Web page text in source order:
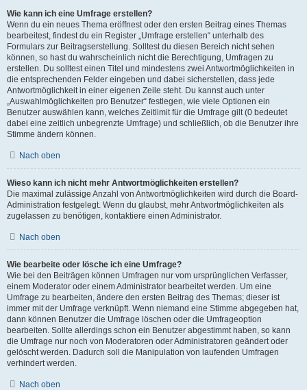
Wie kann ich eine Umfrage erstellen?
Wenn du ein neues Thema eröffnest oder den ersten Beitrag eines Themas
bearbeitest, findest du ein Register „Umfrage erstellen“ unterhalb des
Formulars zur Beitragserstellung. Solltest du diesen Bereich nicht sehen
können, so hast du wahrscheinlich nicht die Berechtigung, Umfragen zu
erstellen. Du solltest einen Titel und mindestens zwei Antwortmöglichkeiten in
die entsprechenden Felder eingeben und dabei sicherstellen, dass jede
Antwortmöglichkeit in einer eigenen Zeile steht. Du kannst auch unter
„Auswahlmöglichkeiten pro Benutzer“ festlegen, wie viele Optionen ein
Benutzer auswählen kann, welches Zeitlimit für die Umfrage gilt (0 bedeutet
dabei eine zeitlich unbegrenzte Umfrage) und schließlich, ob die Benutzer ihre
Stimme ändern können.
Nach oben
Wieso kann ich nicht mehr Antwortmöglichkeiten erstellen?
Die maximal zulässige Anzahl von Antwortmöglichkeiten wird durch die Board-
Administration festgelegt. Wenn du glaubst, mehr Antwortmöglichkeiten als
zugelassen zu benötigen, kontaktiere einen Administrator.
Nach oben
Wie bearbeite oder lösche ich eine Umfrage?
Wie bei den Beiträgen können Umfragen nur vom ursprünglichen Verfasser,
einem Moderator oder einem Administrator bearbeitet werden. Um eine
Umfrage zu bearbeiten, ändere den ersten Beitrag des Themas; dieser ist
immer mit der Umfrage verknüpft. Wenn niemand eine Stimme abgegeben hat,
dann können Benutzer die Umfrage löschen oder die Umfrageoption
bearbeiten. Sollte allerdings schon ein Benutzer abgestimmt haben, so kann
die Umfrage nur noch von Moderatoren oder Administratoren geändert oder
gelöscht werden. Dadurch soll die Manipulation von laufenden Umfragen
verhindert werden.
Nach oben